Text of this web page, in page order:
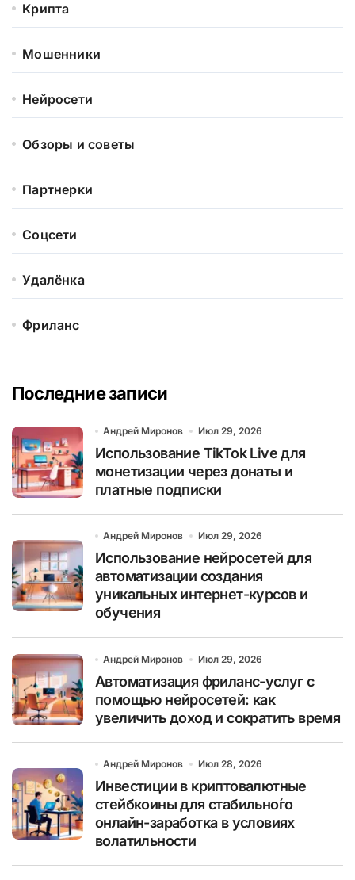
Крипта
Мошенники
Нейросети
Обзоры и советы
Партнерки
Соцсети
Удалёнка
Фриланс
Последние записи
Андрей Миронов Июл 29, 2026
Использование TikTok Live для
монетизации через донаты и
платные подписки
Андрей Миронов Июл 29, 2026
Использование нейросетей для
автоматизации создания
уникальных интернет-курсов и
обучения
Андрей Миронов Июл 29, 2026
Автоматизация фриланс-услуг с
помощью нейросетей: как
увеличить доход и сократить время
Андрей Миронов Июл 28, 2026
Инвестиции в криптовалютные
стейбкоины для стабильно́го
онлайн-заработка в условиях
волатильности